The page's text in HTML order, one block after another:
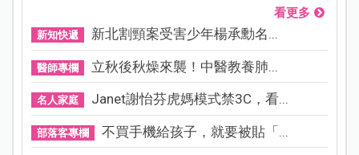
看更多
新知快遞 新北割頸案受害少年楊承勳名...
醫師專欄 立秋後秋燥來襲！中醫教養肺...
名人家庭 Janet謝怡芬虎媽模式禁3C，看...
部落客專欄 不買手機給孩子，就要被貼「...